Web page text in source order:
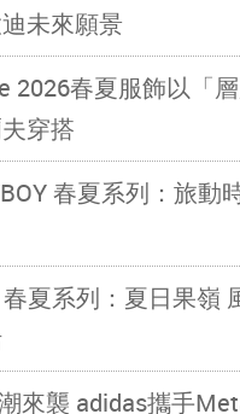
未來願景
2026春夏服飾以「
穿搭
春夏系列：旅動
夏系列：夏日果嶺
來襲 adidas攜手